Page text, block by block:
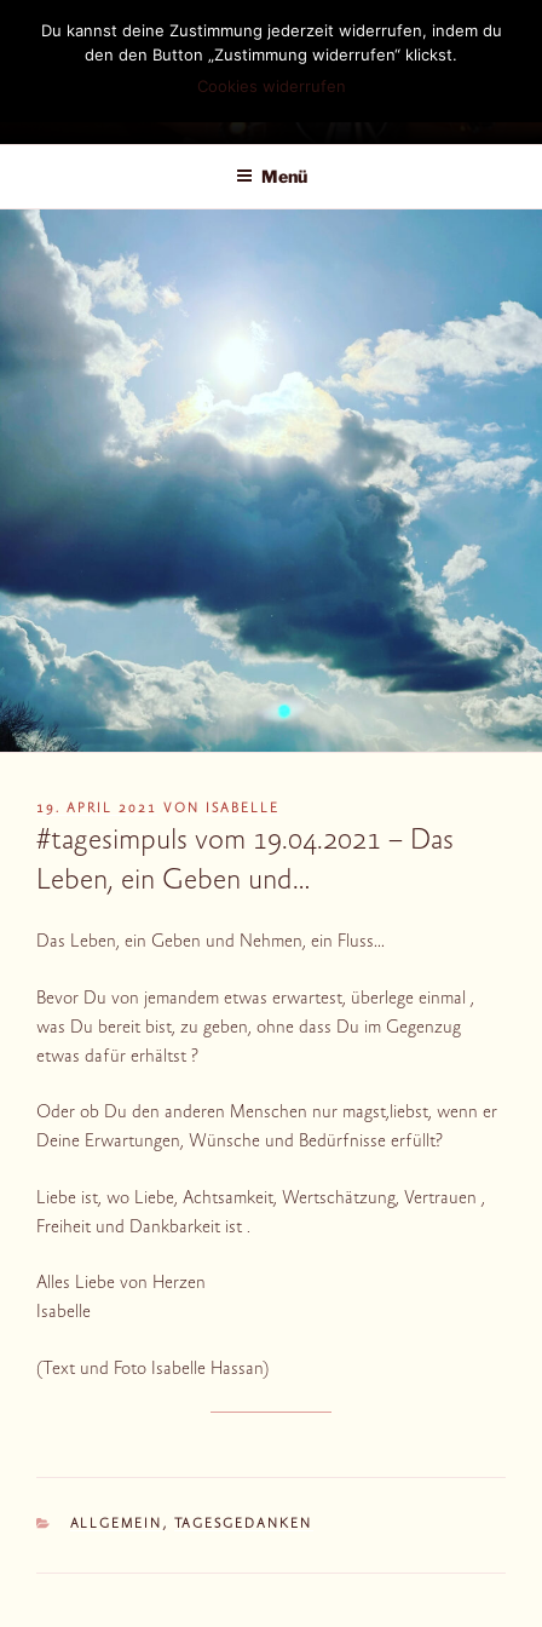
DIANDRA-CIRCLE
Menü
VERÖFFENTLICHT
AM
19. APRIL 2021 VON ISABELLE
#tagesimpuls vom 19.04.2021 – Das
Leben, ein Geben und…
Das Leben, ein Geben und Nehmen, ein Fluss…
Bevor Du von jemandem etwas erwartest, überlege einmal ,
was Du bereit bist, zu geben, ohne dass Du im Gegenzug
etwas dafür erhältst ?
Oder ob Du den anderen Menschen nur magst,liebst, wenn er
Deine Erwartungen, Wünsche und Bedürfnisse erfüllt?
Liebe ist, wo Liebe, Achtsamkeit, Wertschätzung, Vertrauen ,
Freiheit und Dankbarkeit ist .
Alles Liebe von Herzen
Isabelle
(Text und Foto Isabelle Hassan)
KATEGORIEN
ALLGEMEIN , TAGESGEDANKEN
Du kannst deine Zustimmung jederzeit widerrufen, indem du
den den Button „Zustimmung widerrufen“ klickst.
Cookies widerrufen